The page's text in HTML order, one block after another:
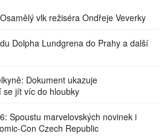
vlk režiséra Ondřeje Veverky
Dolpha Lundgrena do Prahy a další
Dokument ukazuje
se jít víc do hloubky
Spoustu marvelovských novinek i
Con Czech Republic